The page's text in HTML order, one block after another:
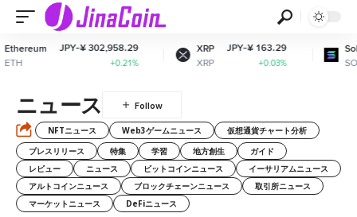
JPY-¥ 302,958.29 JPY-¥ 163.29
+0.03%
JPY-
ニュース
NFTニュース Web3ゲームニュース
仮想通貨チャート分析
プレスリリース
特集 学習 地方創生
ガイド
レビュー
ニュース ビットコインニュース
イーサリアムニュース
アルトコインニュース
ブロックチェーンニュース
取引所ニュース
マーケットニュース
DeFiニュース